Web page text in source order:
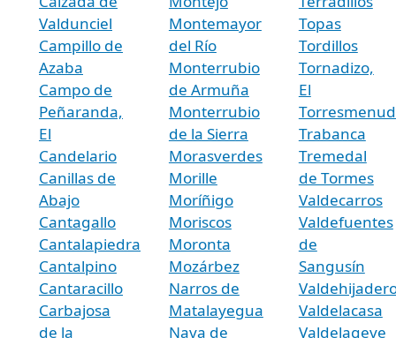
Valdunciel
Campillo de
Azaba
Campo de
Peñaranda,
El
Candelario
Canillas de
Abajo
Cantagallo
Cantalapiedra
Cantalpino
Cantaracillo
Carbajosa
de la
Montemayor
del Río
Monterrubio
de Armuña
Monterrubio
de la Sierra
Morasverdes
Morille
Moríñigo
Moriscos
Moronta
Mozárbez
Narros de
Matalayegua
Nava de
Topas
Tordillos
Tornadizo,
El
Trabanca
Tremedal
de Tormes
Valdecarros
Valdefuentes
de
Sangusín
Valdelacasa
Valdelageve